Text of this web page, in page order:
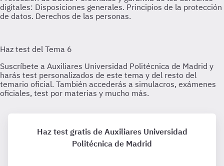
Haz test gratis de Auxiliares Universidad
Politécnica de Madrid